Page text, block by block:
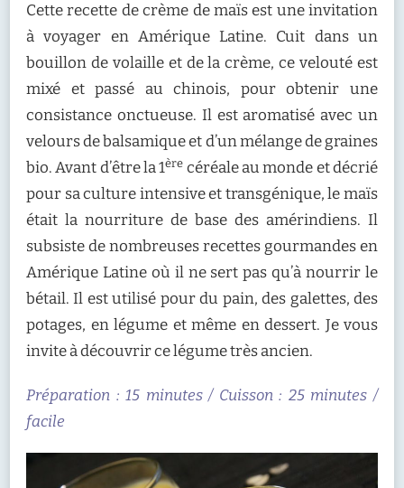
Cette recette de crème de maïs est une invitation
à voyager en Amérique Latine. Cuit dans un
bouillon de volaille et de la crème, ce velouté est
mixé et passé au chinois, pour obtenir une
consistance onctueuse. Il est aromatisé avec un
velours de balsamique et d’un mélange de graines
bio. Avant d’être la 1ère céréale au monde et décrié
pour sa culture intensive et transgénique, le maïs
était la nourriture de base des amérindiens. Il
subsiste de nombreuses recettes gourmandes en
Amérique Latine où il ne sert pas qu’à nourrir le
bétail. Il est utilisé pour du pain, des galettes, des
potages, en légume et même en dessert. Je vous
invite à découvrir ce légume très ancien.
Préparation : 15 minutes / Cuisson : 25 minutes /
facile